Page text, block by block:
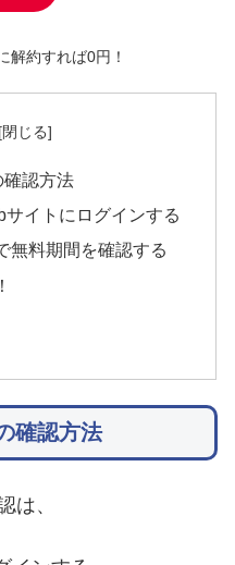
約すれば0円！
認方法
イトにログインする
無料期間を確認する
確認方法
は、